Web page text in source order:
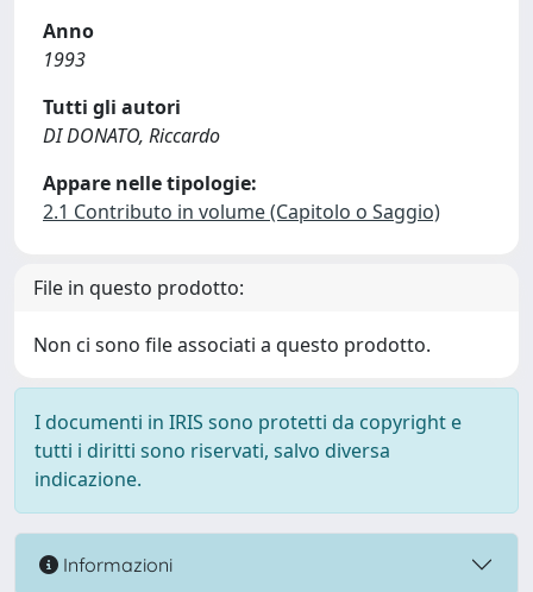
Anno
1993
Tutti gli autori
DI DONATO, Riccardo
Appare nelle tipologie:
2.1 Contributo in volume (Capitolo o Saggio)
File in questo prodotto:
Non ci sono file associati a questo prodotto.
I documenti in IRIS sono protetti da copyright e
tutti i diritti sono riservati, salvo diversa
indicazione.
Informazioni